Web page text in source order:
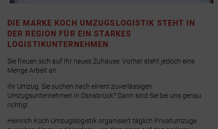
DIE MARKE KOCH UMZUGSLOGISTIK STEHT IN
DER REGION FÜR EIN STARKES
LOGISTIKUNTERNEHMEN
Sie freuen sich auf Ihr neues Zuhause. Vorher steht jedoch eine
Menge Arbeit an:
Ihr Umzug. Sie suchen nach einem zuverlässigen
Umzugsunternehmen in Osnabrück? Dann sind Sie bei uns genau
richtig!
Heinrich Koch Umzugslogistik organisiert täglich Privatumzüge